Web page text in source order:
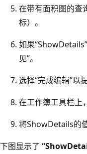
在带有面积图的查
标）。
如果
见”。
选择“完成编辑”以
在工作簿工具栏上
将ShowDetails的
下图显示了